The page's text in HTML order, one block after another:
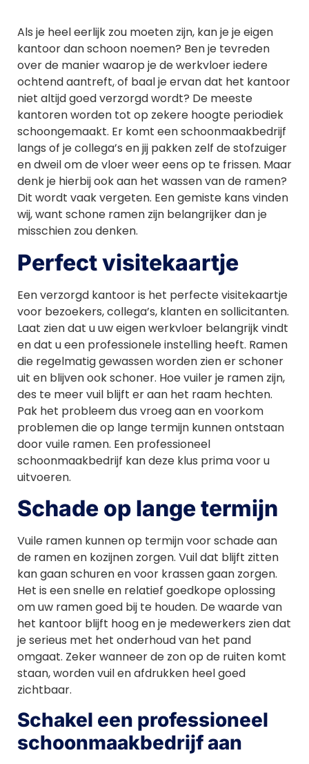
Als je heel eerlijk zou moeten zijn, kan je je eigen
kantoor dan schoon noemen? Ben je tevreden
over de manier waarop je de werkvloer iedere
ochtend aantreft, of baal je ervan dat het kantoor
niet altijd goed verzorgd wordt? De meeste
kantoren worden tot op zekere hoogte periodiek
schoongemaakt. Er komt een schoonmaakbedrijf
langs of je collega’s en jij pakken zelf de stofzuiger
en dweil om de vloer weer eens op te frissen. Maar
denk je hierbij ook aan het wassen van de ramen?
Dit wordt vaak vergeten. Een gemiste kans vinden
wij, want schone ramen zijn belangrijker dan je
misschien zou denken.
Perfect visitekaartje
Een verzorgd kantoor is het perfecte visitekaartje
voor bezoekers, collega’s, klanten en sollicitanten.
Laat zien dat u uw eigen werkvloer belangrijk vindt
en dat u een professionele instelling heeft. Ramen
die regelmatig gewassen worden zien er schoner
uit en blijven ook schoner. Hoe vuiler je ramen zijn,
des te meer vuil blijft er aan het raam hechten.
Pak het probleem dus vroeg aan en voorkom
problemen die op lange termijn kunnen ontstaan
door vuile ramen. Een professioneel
schoonmaakbedrijf kan deze klus prima voor u
uitvoeren.
Schade op lange termijn
Vuile ramen kunnen op termijn voor schade aan
de ramen en kozijnen zorgen. Vuil dat blijft zitten
kan gaan schuren en voor krassen gaan zorgen.
Het is een snelle en relatief goedkope oplossing
om uw ramen goed bij te houden. De waarde van
het kantoor blijft hoog en je medewerkers zien dat
je serieus met het onderhoud van het pand
omgaat. Zeker wanneer de zon op de ruiten komt
staan, worden vuil en afdrukken heel goed
zichtbaar.
Schakel een professioneel
schoonmaakbedrijf aan